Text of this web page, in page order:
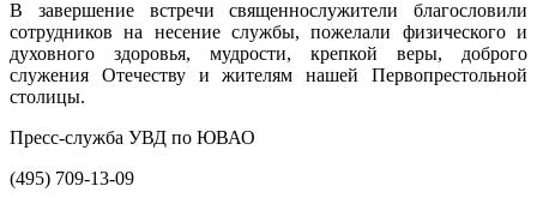
В завершение встречи священнослужители благословили
сотрудников на несение службы, пожелали физического и
духовного здоровья, мудрости, крепкой веры, доброго
служения Отечеству и жителям нашей Первопрестольной
столицы.
Пресс-служба УВД по ЮВАО
(495) 709-13-09